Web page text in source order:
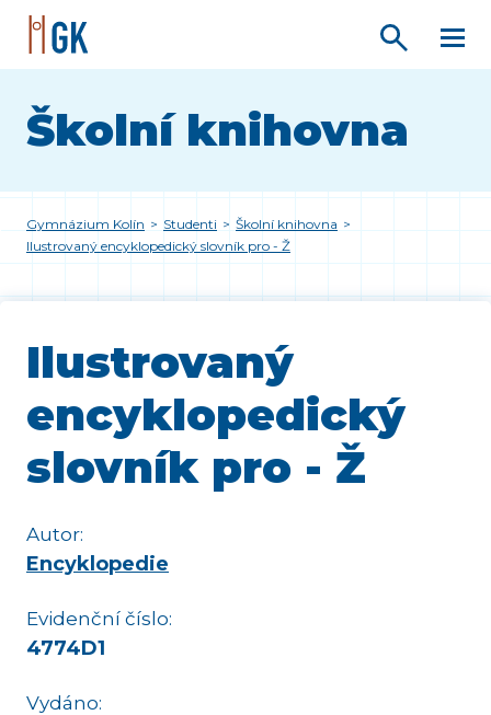
Školní knihovna
Gymnázium Kolín > Studenti > Školní knihovna >
Ilustrovaný encyklopedický slovník pro - Ž
Ilustrovaný
encyklopedický
slovník pro - Ž
Autor:
Encyklopedie
Evidenční číslo:
4774D1
Vydáno: